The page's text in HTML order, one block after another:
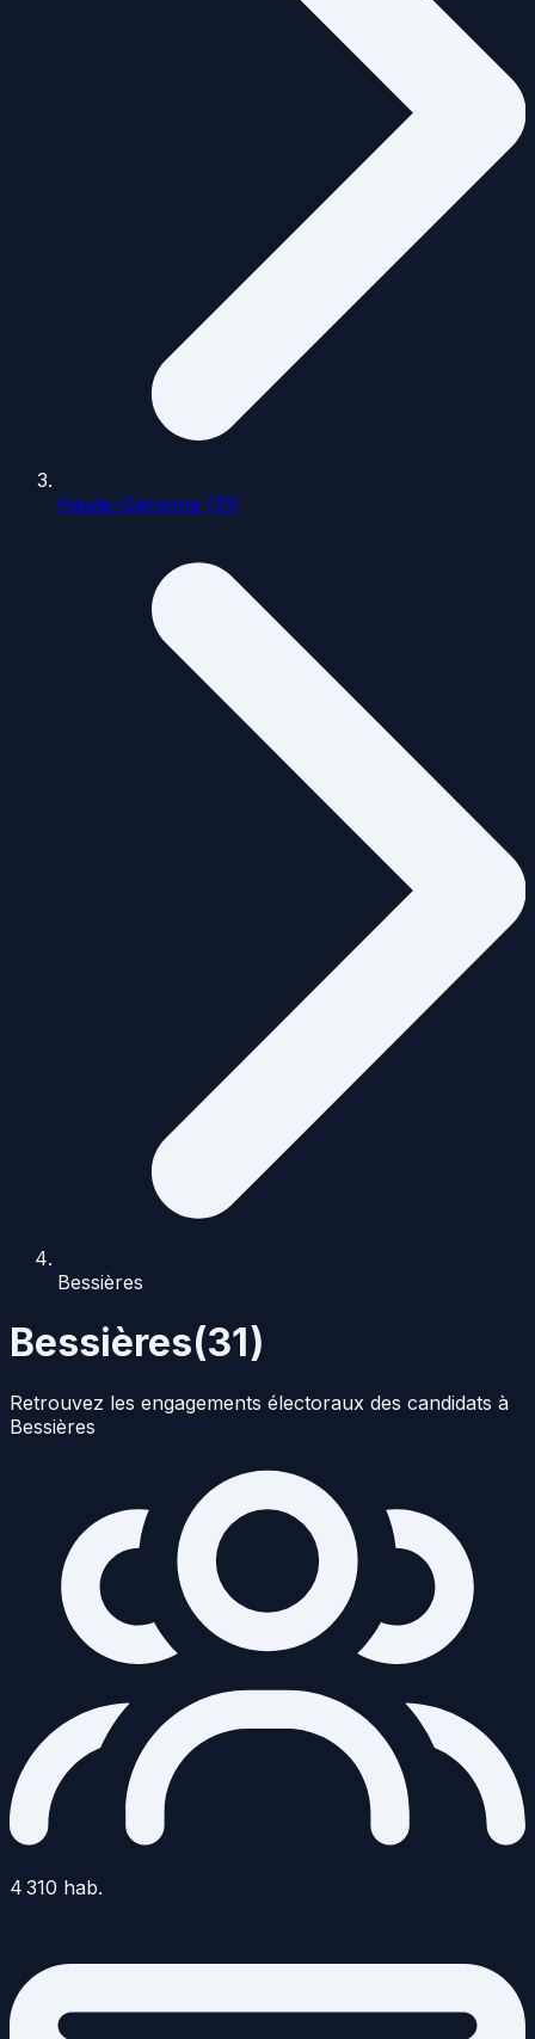
Haute-Garonne (31)
Bessières
Bessières(31)
Retrouvez les engagements électoraux des candidats à
Bessières
4 310 hab.